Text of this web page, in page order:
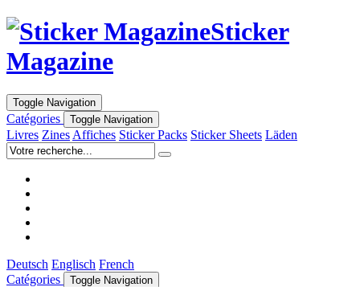
Sticker
Magazine
Toggle Navigation
Catégories Toggle Navigation
Livres Zines Affiches Sticker Packs Sticker Sheets Läden
Deutsch Englisch French
Catégories
Toggle Navigation